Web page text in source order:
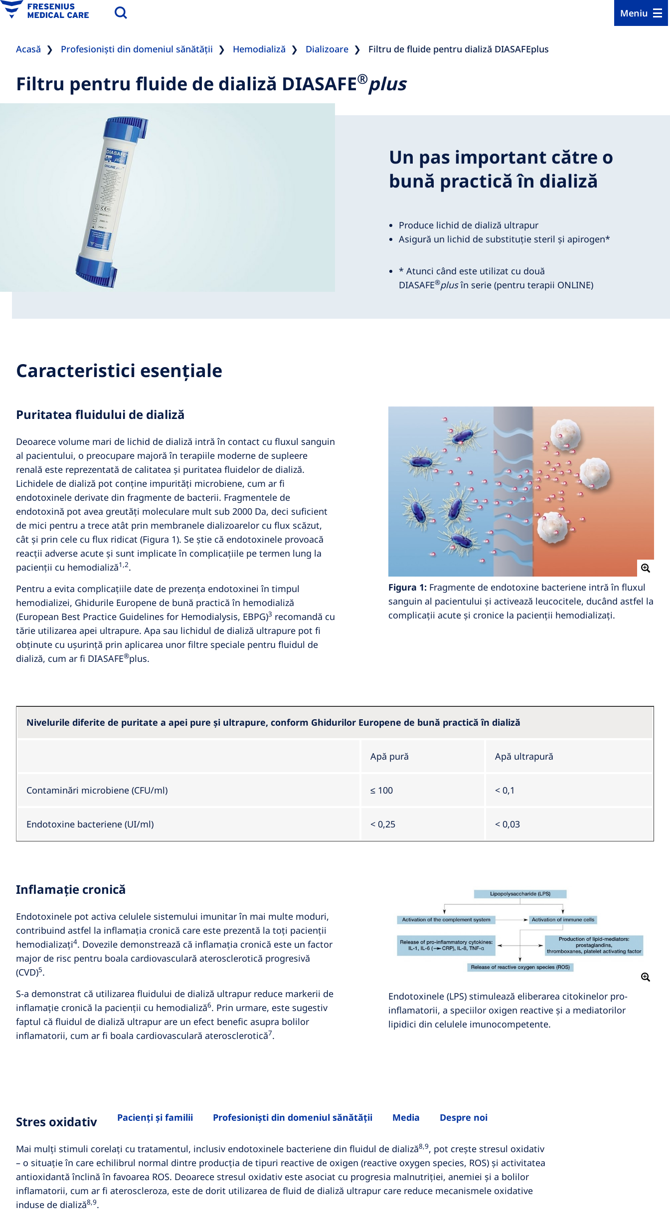
Meniu
Pacienți și familii Profesioniști din domeniul sănătății Media Despre noi
Acasă Profesioniști din domeniul sănătății Hemodializă Dializoare Filtru de fluide pentru dializă DIASAFEplus
Filtru pentru fluide de dializă DIASAFE®plus
Un pas important către o
bună practică în dializă
Produce lichid de dializă ultrapur
Asigură un lichid de substituție steril și apirogen*
* Atunci când este utilizat cu două
DIASAFE®plusîn serie (pentru terapii ONLINE)
Caracteristici esențiale
Puritatea fluidului de dializă
Deoarece volume mari de lichid de dializă intră în contact cu fluxul sanguin
al pacientului, o preocupare majoră în terapiile moderne de supleere
renală este reprezentată de calitatea și puritatea fluidelor de dializă.
Lichidele de dializă pot conține impurități microbiene, cum ar fi
endotoxinele derivate din fragmente de bacterii. Fragmentele de
endotoxină pot avea greutăți moleculare mult sub 2000 Da, deci suficient
de mici pentru a trece atât prin membranele dializoarelor cu flux scăzut,
cât și prin cele cu flux ridicat (Figura 1). Se știe că endotoxinele provoacă
reacții adverse acute și sunt implicate în complicațiile pe termen lung la
pacienții cu hemodializă1,2.
Pentru a evita complicațiile date de prezența endotoxinei în timpul
hemodializei, Ghidurile Europene de bună practică în hemodializă
(European Best Practice Guidelines for Hemodialysis, EBPG)3 recomandă cu
tărie utilizarea apei ultrapure. Apa sau lichidul de dializă ultrapure pot fi
obținute cu ușurință prin aplicarea unor filtre speciale pentru fluidul de
dializă, cum ar fi DIASAFE®plus.
Figura 1: Fragmente de endotoxine bacteriene intră în fluxul
sanguin al pacientului și activează leucocitele, ducând astfel la
complicații acute și cronice la pacienții hemodializați.
Nivelurile diferite de puritate a apei pure și ultrapure, conform Ghidurilor Europene de bună practică în dializă
Apă pură Apă ultrapură
Contaminări microbiene (CFU/ml) ≤ 100 < 0,1
Endotoxine bacteriene (UI/ml) < 0,25 < 0,03
Inflamație cronică
Endotoxinele pot activa celulele sistemului imunitar în mai multe moduri,
contribuind astfel la inflamația cronică care este prezentă la toți pacienții
hemodializați4. Dovezile demonstrează că inflamația cronică este un factor
major de risc pentru boala cardiovasculară aterosclerotică progresivă
(CVD)5.
S-a demonstrat că utilizarea fluidului de dializă ultrapur reduce markerii de
inflamație cronică la pacienții cu hemodializă6. Prin urmare, este sugestiv
faptul că fluidul de dializă ultrapur are un efect benefic asupra bolilor
inflamatorii, cum ar fi boala cardiovasculară aterosclerotică7.
Endotoxinele (LPS) stimulează eliberarea citokinelor pro-
inflamatorii, a speciilor oxigen reactive și a mediatorilor
lipidici din celulele imunocompetente.
Stres oxidativ
Mai mulți stimuli corelați cu tratamentul, inclusiv endotoxinele bacteriene din fluidul de dializă8,9, pot crește stresul oxidativ
– o situație în care echilibrul normal dintre producția de tipuri reactive de oxigen (reactive oxygen species, ROS) și activitatea
antioxidantă înclină în favoarea ROS. Deoarece stresul oxidativ este asociat cu progresia malnutriției, anemiei și a bolilor
inflamatorii, cum ar fi ateroscleroza, este de dorit utilizarea de fluid de dializă ultrapur care reduce mecanismele oxidative
induse de dializă8,9.